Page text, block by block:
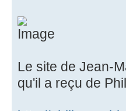
Le site de Jean-
qu'il a reçu de